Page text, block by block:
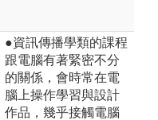
●資訊傳播學類的課程
跟電腦有著緊密不分
的關係，會時常在電
腦上操作學習與設計
作品，幾乎接觸電腦